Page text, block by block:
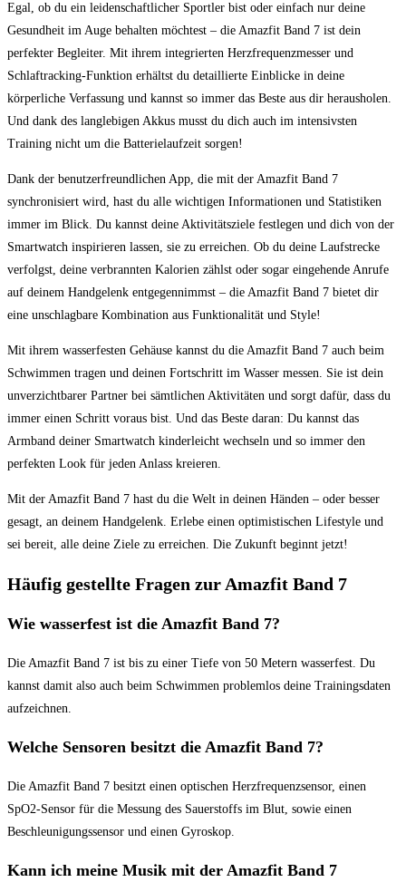
Egal, ob du ein leidenschaftlicher Sportler bist oder einfach nur deine
Gesundheit im Auge behalten möchtest – die Amazfit Band 7 ist dein
perfekter Begleiter. Mit ihrem integrierten Herzfrequenzmesser und
Schlaftracking-Funktion erhältst du detaillierte Einblicke in deine
körperliche Verfassung und kannst so immer das Beste aus dir herausholen.
Und dank des langlebigen Akkus musst du dich auch im intensivsten
Training nicht um die Batterielaufzeit sorgen!
Dank der benutzerfreundlichen App, die mit der Amazfit Band 7
synchronisiert wird, hast du alle wichtigen Informationen und Statistiken
immer im Blick. Du kannst deine Aktivitätsziele festlegen und dich von der
Smartwatch inspirieren lassen, sie zu erreichen. Ob du deine Laufstrecke
verfolgst, deine verbrannten Kalorien zählst oder sogar eingehende Anrufe
auf deinem Handgelenk entgegennimmst – die Amazfit Band 7 bietet dir
eine unschlagbare Kombination aus Funktionalität und Style!
Mit ihrem wasserfesten Gehäuse kannst du die Amazfit Band 7 auch beim
Schwimmen tragen und deinen Fortschritt im Wasser messen. Sie ist dein
unverzichtbarer Partner bei sämtlichen Aktivitäten und sorgt dafür, dass du
immer einen Schritt voraus bist. Und das Beste daran: Du kannst das
Armband deiner Smartwatch kinderleicht wechseln und so immer den
perfekten Look für jeden Anlass kreieren.
Mit der Amazfit Band 7 hast du die Welt in deinen Händen – oder besser
gesagt, an deinem Handgelenk. Erlebe einen optimistischen Lifestyle und
sei bereit, alle deine Ziele zu erreichen. Die Zukunft beginnt jetzt!
Häufig gestellte Fragen zur Amazfit Band 7
Wie wasserfest ist die Amazfit Band 7?
Die Amazfit Band 7 ist bis zu einer Tiefe von 50 Metern wasserfest. Du
kannst damit also auch beim Schwimmen problemlos deine Trainingsdaten
aufzeichnen.
Welche Sensoren besitzt die Amazfit Band 7?
Die Amazfit Band 7 besitzt einen optischen Herzfrequenzsensor, einen
SpO2-Sensor für die Messung des Sauerstoffs im Blut, sowie einen
Beschleunigungssensor und einen Gyroskop.
Kann ich meine Musik mit der Amazfit Band 7